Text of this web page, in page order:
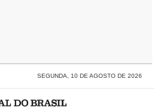
SEGUNDA, 10 DE AGOSTO DE 2026